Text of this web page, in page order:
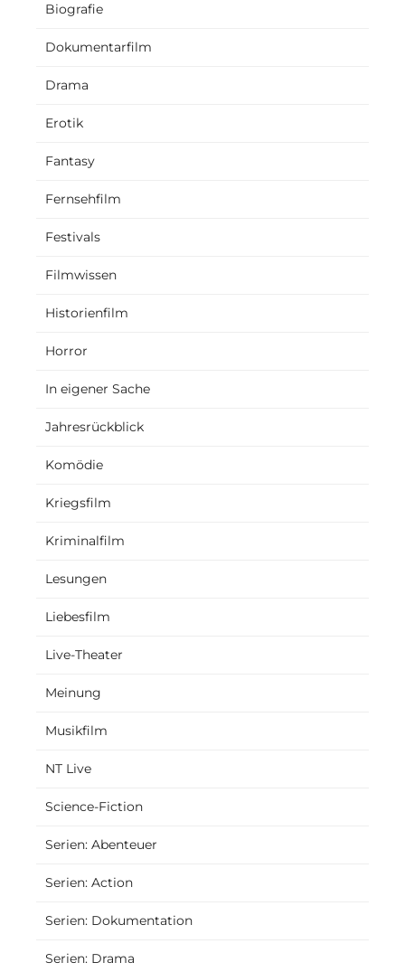
Biografie
Dokumentarfilm
Drama
Erotik
Fantasy
Fernsehfilm
Festivals
Filmwissen
Historienfilm
Horror
In eigener Sache
Jahresrückblick
Komödie
Kriegsfilm
Kriminalfilm
Lesungen
Liebesfilm
Live-Theater
Meinung
Musikfilm
NT Live
Science-Fiction
Serien: Abenteuer
Serien: Action
Serien: Dokumentation
Serien: Drama